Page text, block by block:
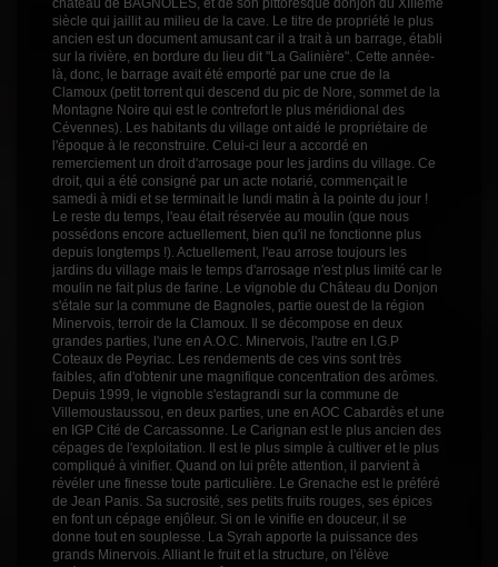
siècle qui jaillit au milieu de la cave. Le titre de propriété le plus
ancien est un document amusant car il a trait à un barrage, établi
sur la rivière, en bordure du lieu dit "La Galinière". Cette année-
là, donc, le barrage avait été emporté par une crue de la
Clamoux (petit torrent qui descend du pic de Nore, sommet de la
Montagne Noire qui est le contrefort le plus méridional des
Cévennes). Les habitants du village ont aidé le propriétaire de
l'époque à le reconstruire. Celui-ci leur a accordé en
remerciement un droit d'arrosage pour les jardins du village. Ce
droit, qui a été consigné par un acte notarié, commençait le
samedi à midi et se terminait le lundi matin à la pointe du jour !
Le reste du temps, l'eau était réservée au moulin (que nous
possédons encore actuellement, bien qu'il ne fonctionne plus
depuis longtemps !). Actuellement, l'eau arrose toujours les
jardins du village mais le temps d'arrosage n'est plus limité car le
moulin ne fait plus de farine. Le vignoble du Château du Donjon
s'étale sur la commune de Bagnoles, partie ouest de la région
Minervois, terroir de la Clamoux. Il se décompose en deux
grandes parties, l'une en A.O.C. Minervois, l'autre en I.G.P
Coteaux de Peyriac. Les rendements de ces vins sont très
faibles, afin d'obtenir une magnifique concentration des arômes.
Depuis 1999, le vignoble s'estagrandi sur la commune de
Villemoustaussou, en deux parties, une en AOC Cabardès et une
en IGP Cité de Carcassonne. Le Carignan est le plus ancien des
cépages de l'exploitation. Il est le plus simple à cultiver et le plus
compliqué à vinifier. Quand on lui prête attention, il parvient à
révéler une finesse toute particulière. Le Grenache est le préféré
de Jean Panis. Sa sucrosité, ses petits fruits rouges, ses épices
en font un cépage enjôleur. Si on le vinifie en douceur, il se
donne tout en souplesse. La Syrah apporte la puissance des
grands Minervois. Alliant le fruit et la structure, on l'élève